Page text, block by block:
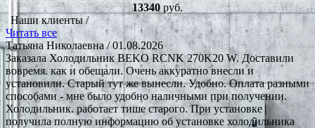
13340 руб.
Наши клиенты /
Читать все
Татьяна Николаевна/ 01.08.2026
Заказала Холодильник BEKO RCNK 270K20 W. Доставили
вовремя. как и обещали. Очень аккуратно внесли и
установили. Старый тут же вынесли. Удобно. Оплата разными
способами - мне было удобно наличными при получении.
Холодильник. работает тише старого. При установке
получила полную информацию об установке холодильника